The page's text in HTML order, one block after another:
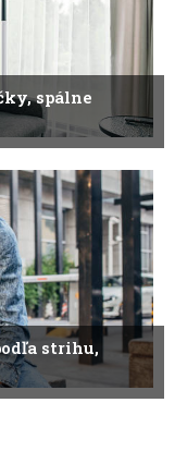
spálne
strihu,